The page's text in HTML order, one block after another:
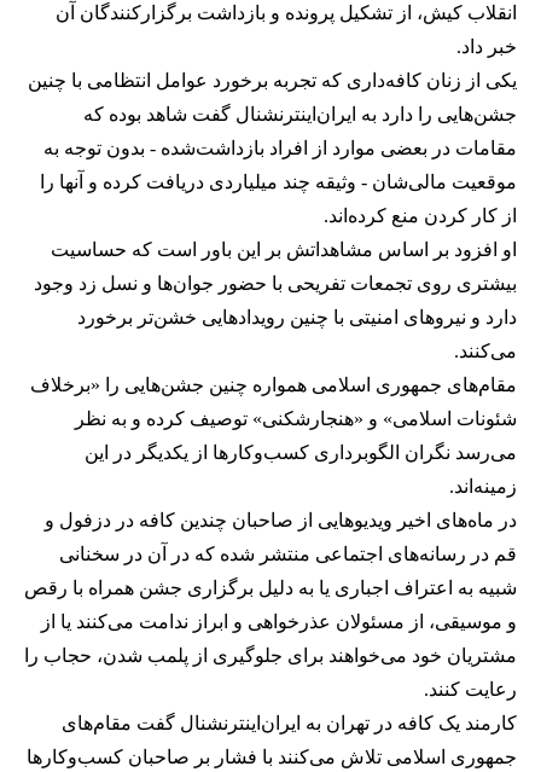
انقلاب کیش، از تشکیل پرونده و بازداشت برگزارکنندگان آن
خبر داد.
یکی از زنان کافه‌داری که تجربه برخورد عوامل انتظامی با چنین
جشن‌هایی را دارد به ایران‌اینترنشنال گفت شاهد بوده که
مقامات در بعضی موارد از افراد بازداشت‌‌شده - بدون توجه به
موقعیت مالی‌شان - وثیقه چند میلیاردی دریافت کرده و آنها را
از کار کردن منع کرده‌اند.
او افزود بر اساس مشاهداتش بر این باور است که حساسیت
بیشتری روی تجمعات تفریحی با حضور جوان‌ها و نسل زد وجود
دارد و نیروهای امنیتی با چنین رویدادهایی خشن‌تر برخورد
می‌کنند.
مقام‌های جمهوری اسلامی همواره چنین جشن‌هایی را «برخلاف
شئونات اسلامی» و «هنجارشکنی» توصیف کرده و به نظر
می‌رسد نگران الگوبرداری کسب‌وکارها از یکدیگر در این
زمینه‌اند.
در ماه‌های اخیر ویدیوهایی از صاحبان چندین کافه در دزفول و
قم در رسانه‌های اجتماعی منتشر شده که در آن در سخنانی
شبیه به اعتراف اجباری یا به دلیل برگزاری جشن همراه با رقص
و موسیقی، از مسئولان عذرخواهی و ابراز ندامت می‌کنند یا از
مشتریان خود می‌خواهند برای جلوگیری از پلمب شدن، حجاب را
رعایت کنند.
کارمند یک کافه در تهران به ایران‌اینترنشنال گفت مقام‌های
جمهوری اسلامی تلاش می‌کنند با فشار بر صاحبان کسب‌وکارها